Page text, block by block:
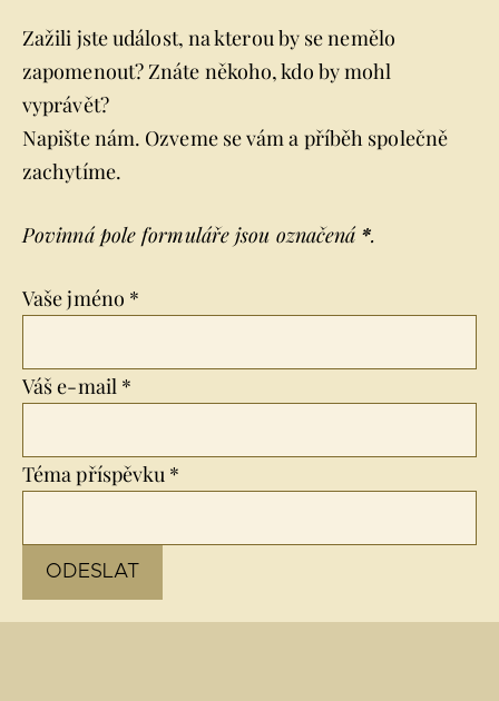
Zažili jste událost, na kterou by se nemělo
zapomenout? Znáte někoho, kdo by mohl
vyprávět?
Napište nám. Ozveme se vám a příběh společně
zachytíme.
Povinná pole formuláře jsou označená *.
Vaše jméno *
Váš e-mail *
Téma příspěvku *